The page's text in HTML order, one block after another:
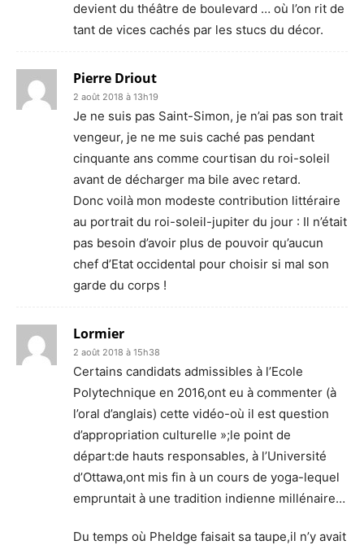
devient du théâtre de boulevard … où l’on rit de
tant de vices cachés par les stucs du décor.
Pierre Driout
2 août 2018 à 13h19
Je ne suis pas Saint-Simon, je n’ai pas son trait
vengeur, je ne me suis caché pas pendant
cinquante ans comme courtisan du roi-soleil
avant de décharger ma bile avec retard.
Donc voilà mon modeste contribution littéraire
au portrait du roi-soleil-jupiter du jour : Il n’était
pas besoin d’avoir plus de pouvoir qu’aucun
chef d’Etat occidental pour choisir si mal son
garde du corps !
Lormier
2 août 2018 à 15h38
Certains candidats admissibles à l’Ecole
Polytechnique en 2016,ont eu à commenter (à
l’oral d’anglais) cette vidéo-où il est question
d’appropriation culturelle »;le point de
départ:de hauts responsables, à l’Université
d’Ottawa,ont mis fin à un cours de yoga-lequel
empruntait à une tradition indienne millénaire…
Du temps où Pheldge faisait sa taupe,il n’y avait